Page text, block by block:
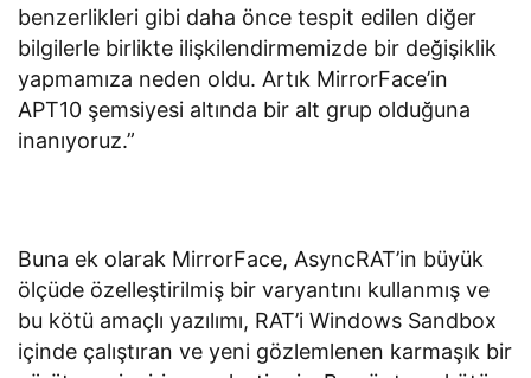
benzerlikleri gibi daha önce tespit edilen diğer
bilgilerle birlikte ilişkilendirmemizde bir değişiklik
yapmamıza neden oldu. Artık MirrorFace’in
APT10 şemsiyesi altında bir alt grup olduğuna
inanıyoruz.”
Buna ek olarak MirrorFace, AsyncRAT’in büyük
ölçüde özelleştirilmiş bir varyantını kullanmış ve
bu kötü amaçlı yazılımı, RAT’i Windows Sandbox
içinde çalıştıran ve yeni gözlemlenen karmaşık bir